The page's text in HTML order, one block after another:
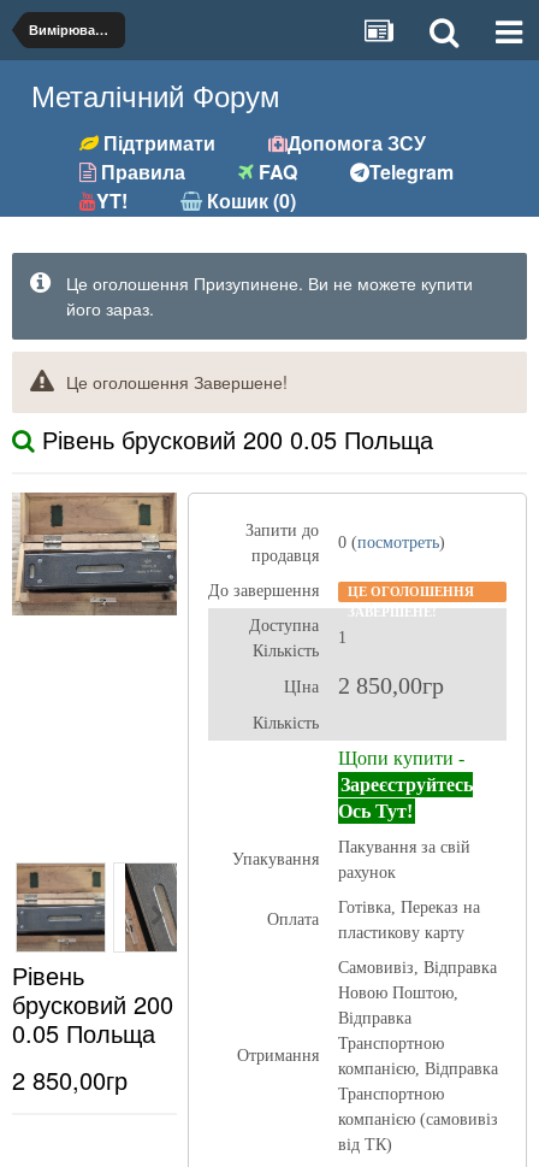
Вимірювальний інструмент
Металічний Форум
Підтримати
Допомога ЗСУ
Правила
FAQ
Telegram
YT!
Кошик (0)
Це оголошення Призупинене. Ви не можете купити
його зараз.
Це оголошення Завершене!
Рівень брусковий 200 0.05 Польща
Рівень
брусковий 200
0.05 Польща
2 850,00гр
Запити до
продавця
0 (посмотреть)
До завершення
ЦЕ ОГОЛОШЕННЯ
ЗАВЕРШЕНЕ!
Доступна
Кількість
1
ЦІна 2 850,00гр
Кількість
Щопи купити -
Зареєструйтесь
Ось Тут!
Упакування
Пакування за свій
рахунок
Оплата
Готівка, Переказ на
пластикову карту
Отримання
Самовивіз, Відправка
Новою Поштою,
Відправка
Транспортною
компанією, Відправка
Транспортною
компанією (самовивіз
від ТК)